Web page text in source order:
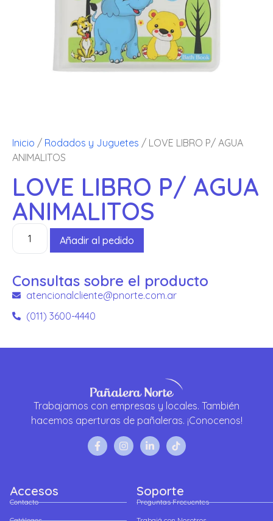
Inicio / Rodados y Juguetes / LOVE LIBRO P/ AGUA
ANIMALITOS
LOVE LIBRO P/ AGUA
ANIMALITOS
Añadir al pedido
Consultas sobre el producto
atencionalcliente@pnorte.com.ar
(011) 3600-4440
Trabajamos con empresas y locales. También
hacemos aperturas de pañaleras. ¡Conocenos!
Accesos
Contacto
Soporte
Preguntas Frecuentes